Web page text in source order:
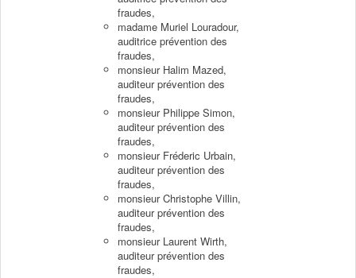
fraudes,
madame Muriel Louradour,
auditrice prévention des
fraudes,
monsieur Halim Mazed,
auditeur prévention des
fraudes,
monsieur Philippe Simon,
auditeur prévention des
fraudes,
monsieur Fréderic Urbain,
auditeur prévention des
fraudes,
monsieur Christophe Villin,
auditeur prévention des
fraudes,
monsieur Laurent Wirth,
auditeur prévention des
fraudes,